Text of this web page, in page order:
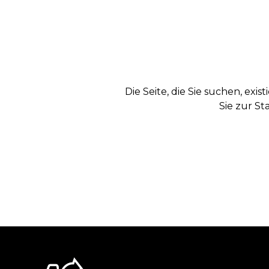
Die Seite, die Sie suchen,
Sie zur